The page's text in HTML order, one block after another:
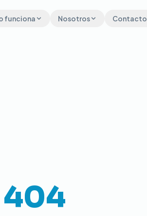
funciona Nosotros Contacto
404